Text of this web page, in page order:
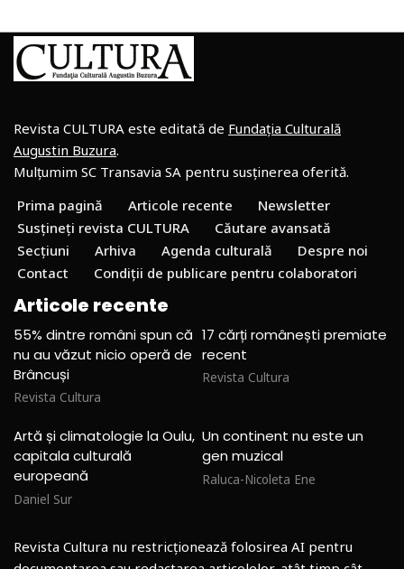
Revista CULTURA este editată de Fundația Culturală
Augustin Buzura.
Mulțumim SC Transavia SA pentru susținerea oferită.
Prima pagină
Articole recente
Newsletter
Susțineți revista CULTURA
Căutare avansată
Secțiuni
Arhiva Agenda culturală
Despre noi
Contact
Condiții de publicare pentru colaboratori
Articole recente
55% dintre români spun că
nu au văzut nicio operă de
Brâncuși
Revista Cultura
17 cărți românești premiate
recent
Revista Cultura
Artă și climatologie la Oulu,
capitala culturală
europeană
Daniel Sur
Un continent nu este un
gen muzical
Raluca-Nicoleta Ene
Revista Cultura nu restricționează folosirea AI pentru